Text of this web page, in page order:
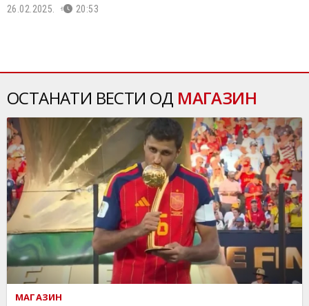
26.02.2025. 20:53
ОСТАНАТИ ВЕСТИ ОД МАГАЗИН
МАГАЗИН